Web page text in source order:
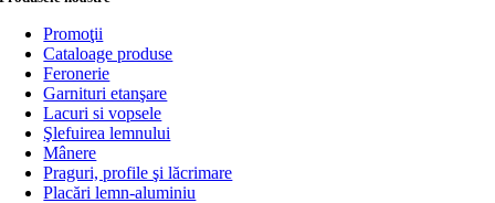
Promoţii
Cataloage produse
Feronerie
Garnituri etanşare
Lacuri si vopsele
Şlefuirea lemnului
Mânere
Praguri, profile şi lăcrimare
Placări lemn-aluminiu